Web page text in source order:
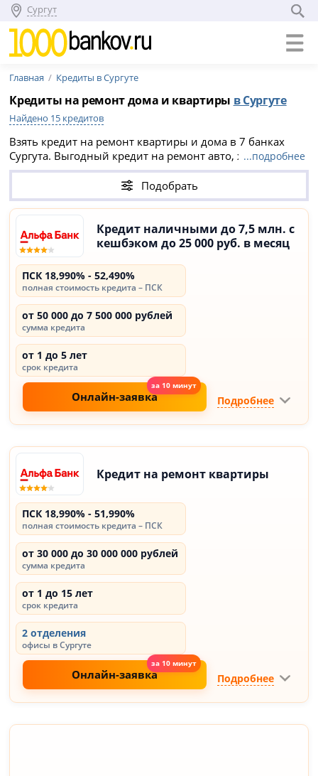
Сургут
Главная Кредиты в Сургуте
Кредиты на ремонт дома и квартиры в Сургуте
Найдено 15 кредитов
Взять кредит на ремонт квартиры и дома в 7 банках
Сургута. Выгодный кредит на ремонт авто, жилья в 2026
году со ставкой от 13.84% – выберите подходящий и
подайте онлайн заявку на официальном сайте банка.
...подробнее
Подобрать
Кредит наличными до 7,5 млн. с
кешбэком до 25 000 руб. в месяц
ПСК 18,990% - 52,490%
полная стоимость кредита – ПСК
от 50 000 до 7 500 000 рублей
сумма кредита
от 1 до 5 лет
срок кредита
Онлайн-заявка Подробнее
Кредит на ремонт квартиры
ПСК 18,990% - 51,990%
полная стоимость кредита – ПСК
от 30 000 до 30 000 000 рублей
сумма кредита
от 1 до 15 лет
срок кредита
2 отделения
офисы в Сургуте
Онлайн-заявка Подробнее